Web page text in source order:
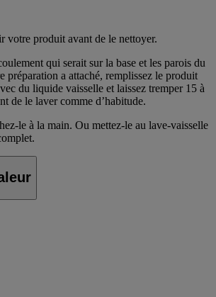
votre produit avant de le nettoyer.
qui serait sur la base et les parois du
préparation a attaché, remplissez le produit
du liquide vaisselle et laissez tremper 15 à
de le laver comme d’habitude.
le à la main. Ou mettez-le au lave-vaisselle